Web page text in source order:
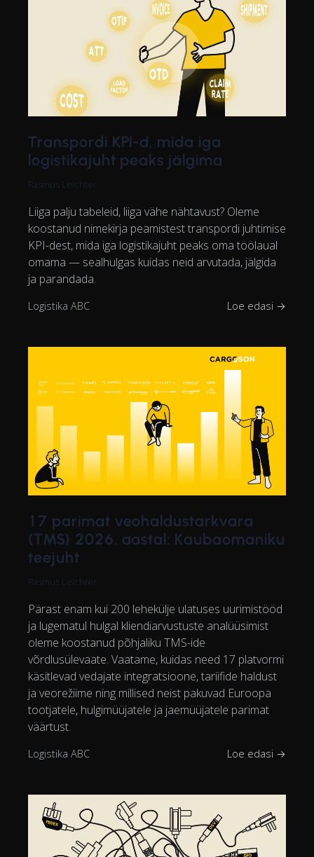
Transpordi KPI-d, mida iga
logistikajuht peaks jälgima
Rasmus Leichter
Liiga palju tabeleid, liiga vähe nähtavust? Oleme
koostanud nimekirja peamistest transpordi juhtimise
KPI-dest, mida iga logistikajuht peaks oma töölaual
omama — sealhulgas kuidas neid arvutada, jälgida
ja parandada.
Logistika ABC Loe edasi →
17 parimat veohaldustarkvara
(TMS) 2026. aastal: Kaubaomaniku
teejuht
Rasmus Leichter
Pärast enam kui 200 lehekülje ulatuses uurimistööd
ja lugematul hulgal kliendiarvustuste analüüsimist
oleme koostanud põhjaliku TMS-ide
võrdlusülevaate. Vaatame, kuidas need 17 platvormi
käsitlevad vedajate integratsioone, tariifide haldust
ja veorežiime ning millised neist pakuvad Euroopa
tootjatele, hulgimüüjatele ja jaemüüjatele parimat
väärtust.
Logistika ABC Loe edasi →